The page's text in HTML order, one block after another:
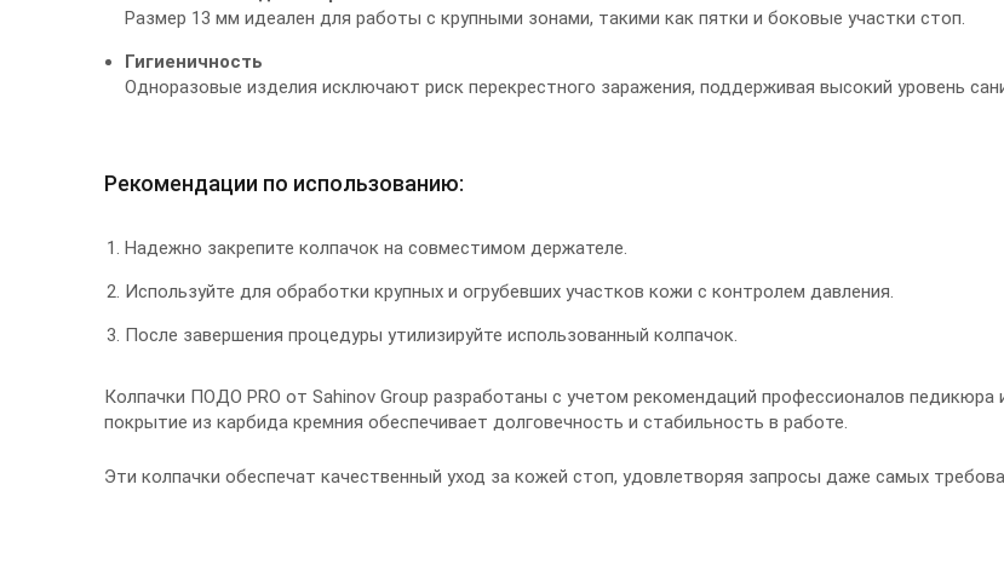
Размер 13 мм идеален для работы с крупными зонами, такими как пятки и боковые участки стоп.
Гигиеничность
Одноразовые изделия исключают риск перекрестного заражения, поддерживая высокий уровень
Рекомендации по использованию:
Надежно закрепите колпачок на совместимом держателе.
Используйте для обработки крупных и огрубевших участков кожи с контролем давления.
После завершения процедуры утилизируйте использованный колпачок.
Колпачки ПОДО PRO от Sahinov Group разработаны с учетом рекомендаций профессионалов педикюра
покрытие из карбида кремния обеспечивает долговечность и стабильность в работе.
Эти колпачки обеспечат качественный уход за кожей стоп, удовлетворяя запросы даже самых